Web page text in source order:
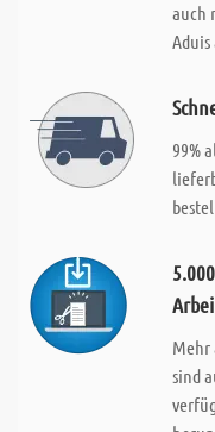
auch
99%
Mehr
sind